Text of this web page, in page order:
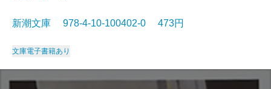
新潮文庫 978-4-10-100402-0 473円
文庫電子書籍あり